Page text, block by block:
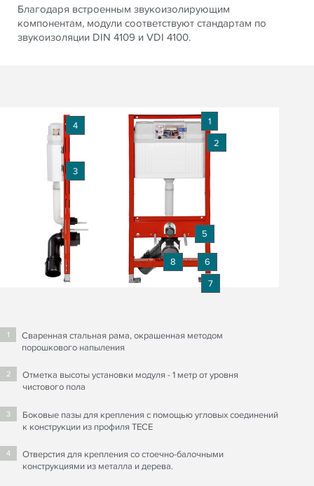
Благодаря встроенным звукоизолирующим
компонентам, модули соответствуют стандартам по
звукоизоляции DIN 4109 и VDI 4100.
1
2
3
4
5
6
7
8
1
Сваренная стальная рама, окрашенная методом
порошкового напыления
2
Отметка высоты установки модуля - 1 метр от уровня
чистового пола
3
Боковые пазы для крепления с помощью угловых соединений
к конструкции из профиля ТЕСЕ
4
Отверстия для крепления со стоечно-балочными
конструкциями из металла и дерева.